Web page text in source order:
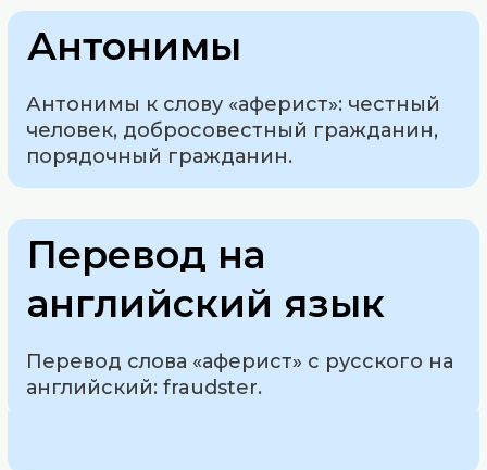
Антонимы
Антонимы к слову «аферист»: честный
человек, добросовестный гражданин,
порядочный гражданин.
Перевод на
английский язык
Перевод слова «аферист» с русского на
английский: fraudster.